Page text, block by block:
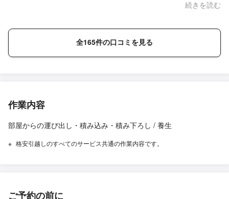
こまで古くない家だからかもしれませんが。動画とかあって、最
です(´Д｀;)とても丁寧に作業していただき、ありがとうございま
続きを読む
全165件の口コミを見る
作業内容
部屋からの運び出し・積み込み・積み下ろし / 養生
格安引越しのすべてのサービス共通の作業内容です。
ご予約の前に